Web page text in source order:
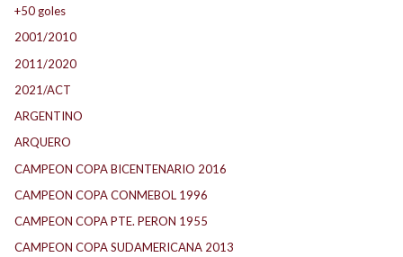
+50 goles
2001/2010
2011/2020
2021/ACT
ARGENTINO
ARQUERO
CAMPEON COPA BICENTENARIO 2016
CAMPEON COPA CONMEBOL 1996
CAMPEON COPA PTE. PERON 1955
CAMPEON COPA SUDAMERICANA 2013